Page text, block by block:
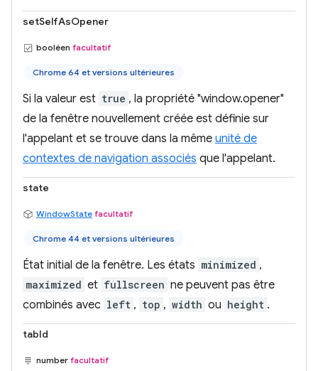
setSelfAsOpener
booléen facultatif
Chrome 64 et versions ultérieures
Si la valeur est true , la propriété "window.opener"
de la fenêtre nouvellement créée est définie sur
l'appelant et se trouve dans la même unité de
contextes de navigation associés que l'appelant.
state
WindowState facultatif
Chrome 44 et versions ultérieures
État initial de la fenêtre. Les états minimized ,
maximized et fullscreen ne peuvent pas être
combinés avec left , top , width ou height .
tabId
number facultatif